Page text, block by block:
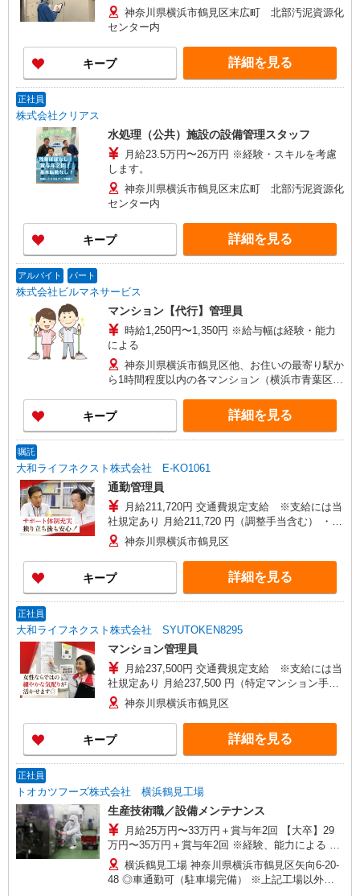
神奈川県横浜市鶴見区末広町 北部汚泥資源化
センター内
キープ 詳細を見る
正社員
株式会社クリアス
水処理（公共）施設の設備管理スタッフ
月給23.5万円〜26万円 ※経験・スキルを考慮
します。
神奈川県横浜市鶴見区末広町 北部汚泥資源化
センター内
キープ 詳細を見る
アルバイト パート
株式会社ビルマネサービス
マンション【代行】管理員
時給1,250円〜1,350円 ※給与幅は経験・能力
による
神奈川県横浜市鶴見区他、お住いの最寄り駅か
ら1時間程度以内の各マンション（横浜市青葉区、
神奈川区、横浜市金沢区、横浜市港南区、横浜市
港北区、横浜市栄区、横浜市瀬谷区、横浜市都筑
区、横浜市戸塚区、横浜市中区、横浜市西区、横
市麻生区他、川崎市川崎区、川崎市幸区、川崎市
高津区、川崎市多摩区、川崎市中原区、川崎市宮
前区など）
キープ 詳細を見る
嘱託
大和ライフネクスト株式会社 E-KO1061
通勤管理員
月給211,720円 交通費規定支給 ※支給には当
社規定あり 月給211,720 円（調整手当含む） ・調
整手当：15,720円／月 ★賞与有（年2回） 世間一
般の経済状況や雇用環境等による募集時基本給の
改定を行う際に変更することがあります。
神奈川県横浜市鶴見区
キープ 詳細を見る
正社員
大和ライフネクスト株式会社 SYUTOKEN8295
マンション管理員
月給237,500円 交通費規定支給 ※支給には当
社規定あり 月給237,500 円（特定マンション手当
含む） ・特定マンション手当：25,000円／月 世間
一般の経済状況や雇用環境等による募集時基本給
の改定を行う際に変更することがあります。
神奈川県横浜市鶴見区
キープ 詳細を見る
正社員
トオカツフーズ株式会社 横浜鶴見工場
生産技術職／設備メンテナンス
月給25万円〜33万円＋賞与年2回 【大卒】29
万円〜35万円＋賞与年2回 ※経験、能力による ※
時間外手当は別途、全額支給 ＜賃金内訳＞ 月額
（基本給）：22万円〜30万円 ※【大卒】26万
円〜32万円 その他固定手当/月3万円 ＜年収例＞
横浜鶴見工場 神奈川県横浜市鶴見区矢向6-20-
48 ◎車通勤可（駐車場完備） ※上記工場以外に